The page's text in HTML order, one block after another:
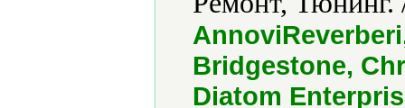
Bridgestone,
Diatom